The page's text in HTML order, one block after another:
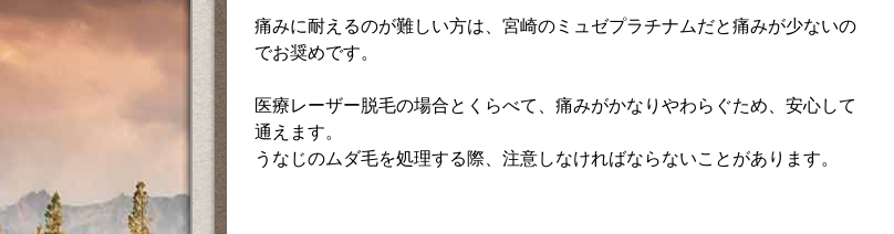
痛みに耐えるのが難しい方は、宮崎のミュゼプラチナムだと痛みが少ないの
でお奨めです。
医療レーザー脱毛の場合とくらべて、痛みがかなりやわらぐため、安心して
通えます。
うなじのムダ毛を処理する際、注意しなければならないことがあります。